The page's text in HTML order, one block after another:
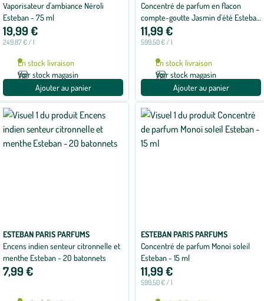
Vaporisateur d'ambiance Néroli
Esteban - 75 ml
19,99 €
249,87 € / l
En stock livraison
Voir stock magasin
Ajouter au panier
Concentré de parfum en flacon
compte-goutte Jasmin d'été Esteban
- 15 ml
11,99 €
599,50 € / l
En stock livraison
Voir stock magasin
Ajouter au panier
ESTEBAN PARIS PARFUMS
Encens indien senteur citronnelle et
menthe Esteban - 20 batonnets
7,99 €
ESTEBAN PARIS PARFUMS
Concentré de parfum Monoï soleil
Esteban - 15 ml
11,99 €
599,50 € / l